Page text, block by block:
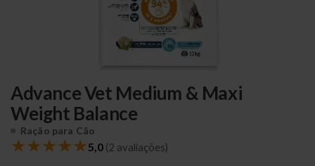
Advance Vet Medium & Maxi
Weight Balance
Ração para Cão
★★★★★5,0 (2 avaliações)